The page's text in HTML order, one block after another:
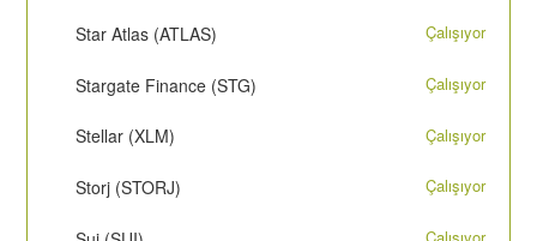
Star Atlas (ATLAS) Çalışıyor
Stargate Finance (STG) Çalışıyor
Stellar (XLM) Çalışıyor
Storj (STORJ) Çalışıyor